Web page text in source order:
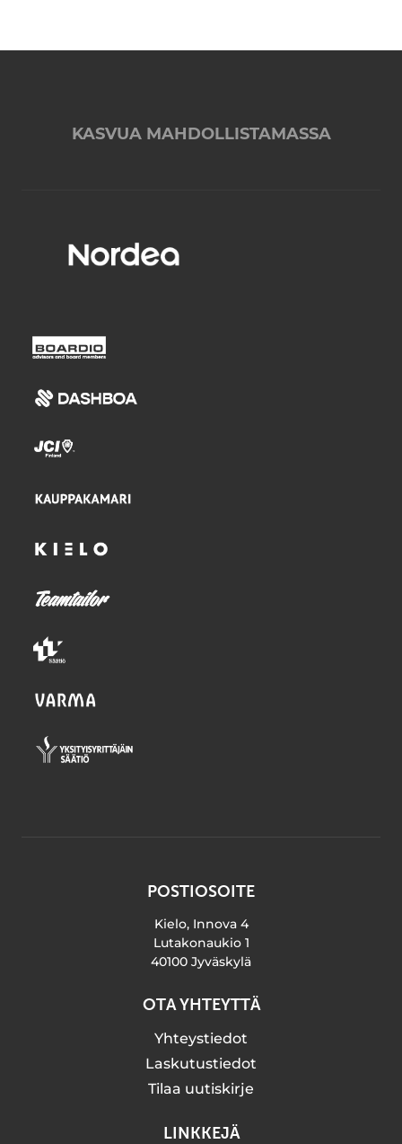
KASVUA MAHDOLLISTAMASSA
POSTIOSOITE
Kielo, Innova 4
Lutakonaukio 1
40100 Jyväskylä
OTA YHTEYTTÄ
Yhteystiedot
Laskutustiedot
Tilaa uutiskirje
LINKKEJÄ